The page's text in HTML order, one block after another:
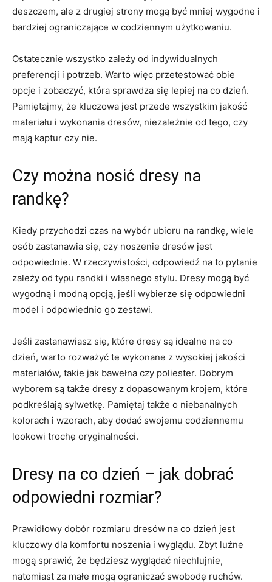
deszczem, ale z drugiej​ strony mogą być mniej wygodne ​i
bardziej⁣ ograniczające w ‌codziennym ‌użytkowaniu.
Ostatecznie​ wszystko zależy od ​indywidualnych⁣
preferencji i​ potrzeb. Warto więc przetestować obie
opcje i zobaczyć, ⁤która sprawdza się‍ lepiej ​na co dzień.
Pamiętajmy, ​że‍ kluczowa jest ‍przede wszystkim‍ jakość
materiału i wykonania dresów, niezależnie od tego, czy
mają⁤ kaptur czy nie.
Czy można​ nosić⁢ dresy na
⁤randkę?
Kiedy przychodzi czas na wybór ubioru na randkę, wiele
osób zastanawia się, czy noszenie dresów​ jest
odpowiednie.​ W rzeczywistości, ⁢odpowiedź na to pytanie
zależy od typu randki i ‌własnego stylu. Dresy mogą być
wygodną i modną opcją, ⁣jeśli wybierze się odpowiedni
model ⁣i odpowiednio go⁢ zestawi.
Jeśli zastanawiasz się, które⁣ dresy są ⁢idealne na co
dzień, warto rozważyć te wykonane z‍ wysokiej ‍jakości
materiałów, takie‍ jak bawełna czy‍ poliester. Dobrym
wyborem​ są także‌ dresy ​z dopasowanym krojem,⁢ które
podkreślają sylwetkę.‍ Pamiętaj także o niebanalnych
kolorach​ i wzorach, aby dodać swojemu codziennemu⁣
lookowi trochę oryginalności.
Dresy na co dzień – jak dobrać
odpowiedni rozmiar?
Prawidłowy⁣ dobór rozmiaru dresów na co dzień ⁣jest
kluczowy dla komfortu noszenia i wyglądu. Zbyt luźne ​
mogą sprawić, że będziesz ​wyglądać⁣ niechlujnie,
natomiast za małe mogą ograniczać⁣ swobodę⁢ ruchów.